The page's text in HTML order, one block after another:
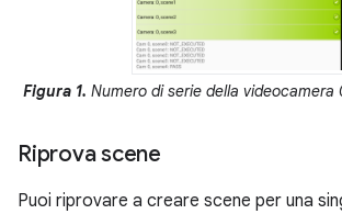
Figura 1. Numero di serie della videocamera
Riprova scene
Puoi riprovare a creare scene per una